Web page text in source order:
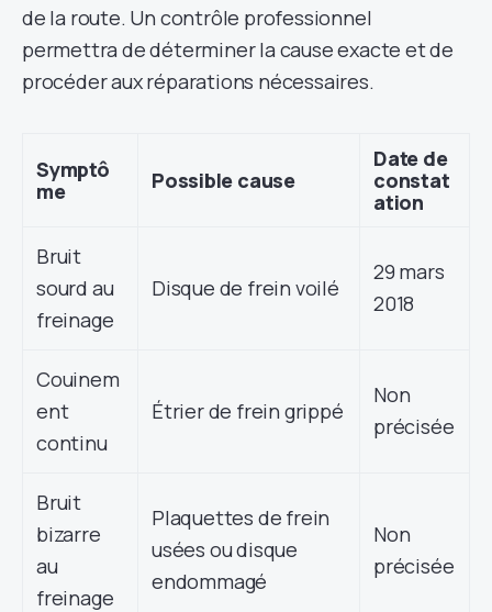
de la route. Un contrôle professionnel
permettra de déterminer la cause exacte et de
procéder aux réparations nécessaires.
Symptô
me
Possible cause
Date de
constat
ation
Bruit
sourd au
freinage
Disque de frein voilé
29 mars
2018
Couinem
ent
continu
Étrier de frein grippé
Non
précisée
Bruit
bizarre
au
freinage
Plaquettes de frein
usées ou disque
endommagé
Non
précisée